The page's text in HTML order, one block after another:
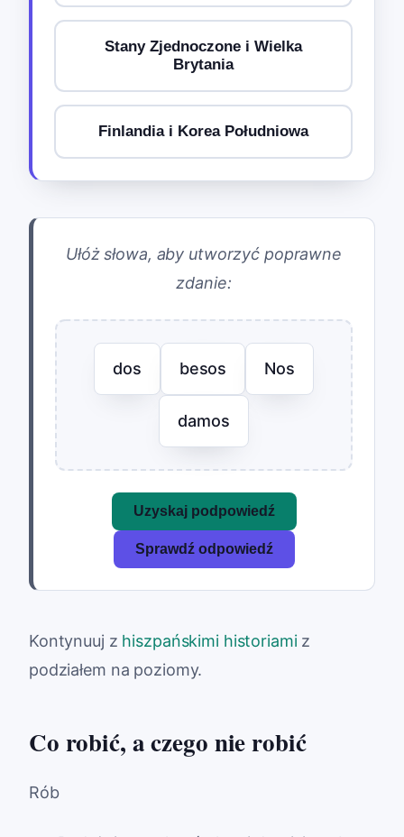
Stany Zjednoczone i Wielka
Brytania
Finlandia i Korea Południowa
Ułóż słowa, aby utworzyć poprawne
zdanie:
dos besos Nos
damos
Uzyskaj podpowiedź
Sprawdź odpowiedź
Kontynuuj z hiszpańskimi historiamiz
podziałem na poziomy.
Co robić, a czego nie robić
Rób